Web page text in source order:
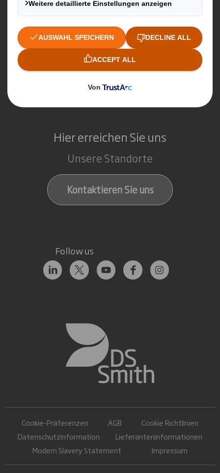
Verpackungen
Displays & Point-of-Sale
Services rund um Verpackung & Display
Recycling-Dienstleistungen
Papierprodukte
Hier erreichen Sie uns
Unsere Standorte
Kontaktieren Sie uns
Follow us
Cookie-Präferenzen AGB
Cookie Richtlinien
Datenschutzinformation
Lieferanteninformationen
Modern Slavery Statement
Impressum